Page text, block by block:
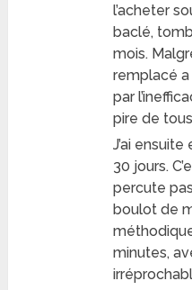
l’acheter
baclé,
mois.
remplacé a
par
pire de
J’ai
30 jours.
percute
boulot de
minutes,